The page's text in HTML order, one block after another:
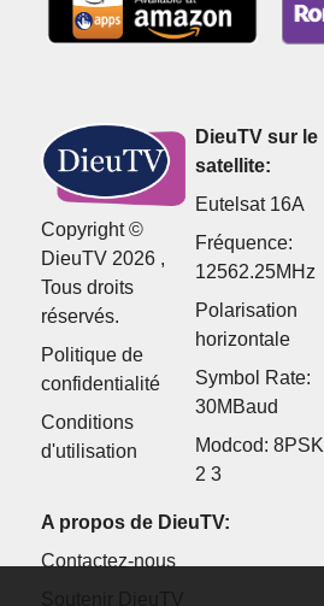
Copyright ©
DieuTV 2026 ,
Tous droits
réservés.
Politique de
confidentialité
Conditions
d'utilisation
DieuTV sur le
satellite:
Eutelsat 16A
Fréquence:
12562.25MHz
Polarisation
horizontale
Symbol Rate:
30MBaud
Modcod: 8PSK
2 3
A propos de DieuTV:
Contactez-nous